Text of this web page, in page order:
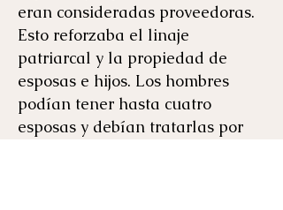
eran consideradas proveedoras.
Esto reforzaba el linaje
patriarcal y la propiedad de
esposas e hijos. Los hombres
podían tener hasta cuatro
esposas y debían tratarlas por